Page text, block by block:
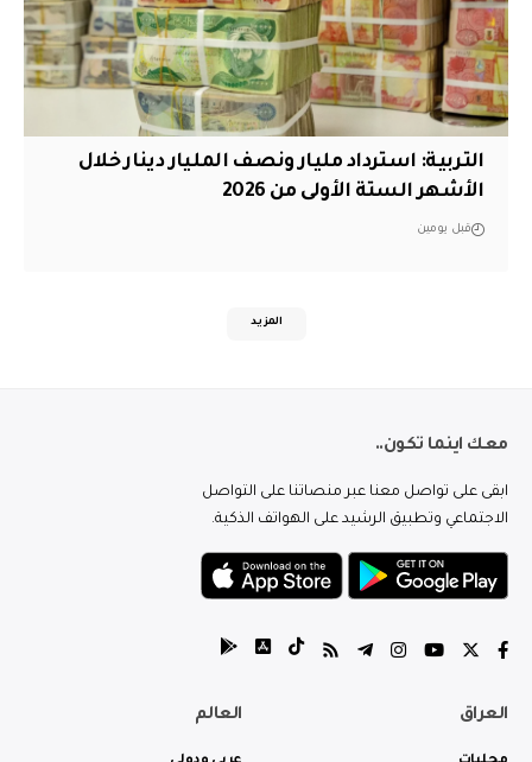
التربية: استرداد مليار ونصف المليار دينار خلال
الأشهر الستة الأولى من 2026
قبل يومين
المزيد
معك اينما تكون..
ابقى على تواصل معنا عبر منصاتنا على التواصل
الاجتماعي وتطبيق الرشيد على الهواتف الذكية.
العراق العالم